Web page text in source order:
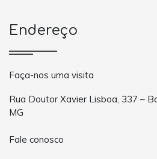
Endereço
Faça-nos uma visita
Rua Doutor Xavier Lisboa, 337 –
MG
Fale conosco